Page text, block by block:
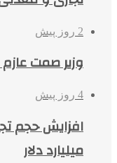
2 روز پیش
وزیر صمت
4 روز پیش
میلیارد دلار